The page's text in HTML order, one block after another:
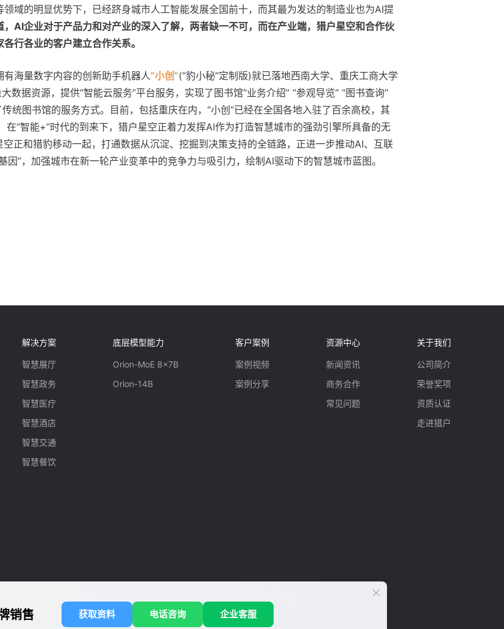
销售 获取资料 电话咨询 企业客服
域的明显优势下，已经跻身城市人工智能发展全国前十，而其最为发达的制造业也为AI提
，AI企业对于产品力和对产业的深入了解，两者缺一不可，而在产业端，猎户星空和合作伙
行各业的客户建立合作关系。
有海量数字内容的创新助手机器人“小创”(“豹小秘”定制版)就已落地西南大学、重庆工商大学
数据资源，提供“智能云服务”平台服务，实现了图书馆“业务介绍” “参观导览” “图书查询”
统图书馆的服务方式。目前，包括重庆在内，“小创”已经在全国各地入驻了百余高校，其
“智能+”时代的到来下，猎户星空正着力发挥AI作为打造智慧城市的强劲引擎所具备的无
正和猎豹移动一起，打通数据从沉淀、挖掘到决策支持的全链路，正进一步推动AI、互联
”，加强城市在新一轮产业变革中的竞争力与吸引力，绘制AI驱动下的智慧城市蓝图。
解决方案
智慧展厅
智慧政务
智慧医疗
智慧酒店
智慧交通
智慧餐饮
底层模型能力
Orion-MoE 8x7B
Orion-14B
客户案例
案例视频
案例分享
资源中心
新闻资讯
商务合作
常见问题
关于我们
公司简介
荣誉奖项
资质认证
走进猎户